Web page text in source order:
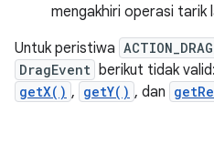
mengakhiri operasi tarik
Untuk peristiwa
DragEvent berikut tidak valid:
getX() , getY() , dan